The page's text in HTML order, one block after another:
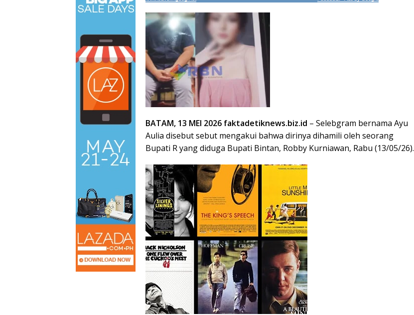
BATAM, 13 MEI 2026 faktadetiknews.biz.id – Selebgram bernama Ayu
Aulia disebut sebut mengakui bahwa dirinya dihamili oleh seorang
Bupati R yang diduga Bupati Bintan, Robby Kurniawan, Rabu (13/05/26).